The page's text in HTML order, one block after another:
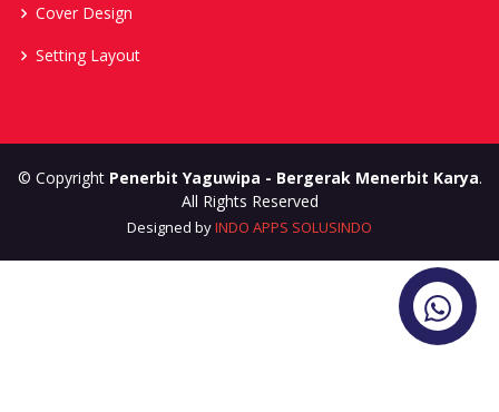
Cover Design
Setting Layout
© Copyright Penerbit Yaguwipa - Bergerak Menerbit Karya.
All Rights Reserved
Designed byINDO APPS SOLUSINDO